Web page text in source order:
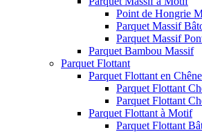
Point de Hongrie
Parquet Massif
Parquet Massif
Parquet Bambou Massif
Parquet Flottant
Parquet Flottant en Chêne
Parquet Flottant
Parquet Flottant
Parquet Flottant à Motif
Parquet Flottant